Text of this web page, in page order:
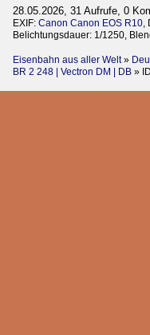
28.05.2026, 31 Aufrufe, 0
EXIF: Canon Canon EOS R10,
Belichtungsdauer: 1/1250,
Eisenbahn aus aller Welt»
BR 2 248 | Vectron DM | DB »